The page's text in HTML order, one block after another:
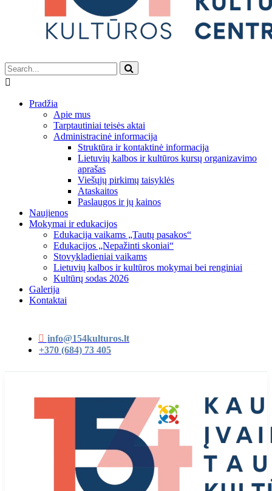
Pradžia
Apie mus
Tarptautiniai teisės aktai
Administracinė informacija
Struktūra ir kontaktinė informacija
Lietuvių kalbos ir kultūros kursų organizavimo
aprašas
Viešųjų pirkimų taisyklės
Ataskaitos
Paslaugos ir jų kainos
Naujienos
Mokymai ir edukacijos
Edukacija vaikams „Tautų pasakos“
Edukacijos „Nepažinti skoniai“
Stovykladieniai vaikams
Lietuvių kalbos ir kultūros mokymai bei renginiai
Kultūrų sodas 2026
Galerija
Kontaktai
info@154kulturos.lt
+370 (684) 73 405